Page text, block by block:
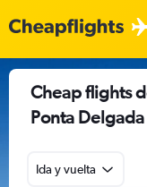
Cheap flights
Ponta Delgada
Ida y vuelta